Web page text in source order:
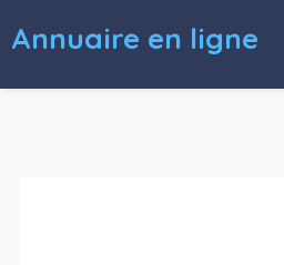
Annuaire en ligne